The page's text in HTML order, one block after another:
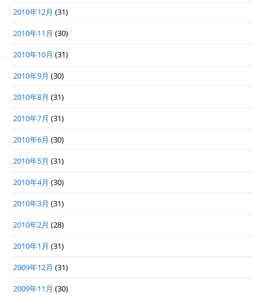
2010年12月 (31)
2010年11月 (30)
2010年10月 (31)
2010年9月 (30)
2010年8月 (31)
2010年7月 (31)
2010年6月 (30)
2010年5月 (31)
2010年4月 (30)
2010年3月 (31)
2010年2月 (28)
2010年1月 (31)
2009年12月 (31)
2009年11月 (30)